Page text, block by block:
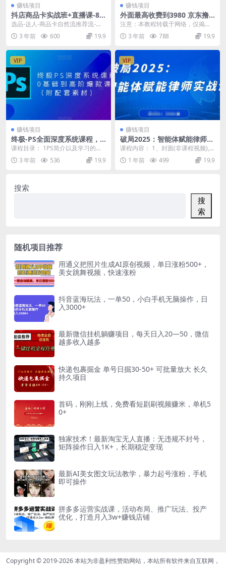
赚钱项目
抖店商品卡实战班+直播课-8
月 0-1学习全部方法 不直播不
拍短视频日出1000单
选品-达人-商品卡自然流推荐流-起
店高阶玩法 抖店商品卡运营班（8
月份），从0-...
3 年前 600 19.9
赚钱项目
外面最高收费到3980 京东撸
货项目 号称日产300+的项目
（详细揭秘教程）
注意：本教程转载于网络，仅揭秘
之用，请勿用于非法用途，下面是
项目介绍 相信很多人...
3 年前 788 19.9
VIP
赚钱项目
终极-PS全面深度系统课程，0
基础到高阶爆款课程（附配套
课程目录： 1PS简介以及学习的逻
辑.mp4 2深层剖析分辨率的秘密.m
p4 3...3 年前 536 19.9
VIP
赚钱项目
破局2025：智能体赋能律师实
战课，打破编程壁垒，完成复
杂任务，沉淀专属知识，赋能
律师实务
课程内容： 1、封面(非课程视频),m
p4 2、课程介绍.mp4 3、第1讲:
智...1 年前 499 19.9
搜索
搜
索
随机项目推荐
用通义把照片生成AI原创视频，单日涨粉500+，
美女跳舞视频，快速涨粉
抖音蓝海玩法，一单50，小白手机无脑操作，日
入3000+
最新微信挂机躺赚项目，每天日入20—50，微信
越多收入越多
快递包裹掘金 单号日掘30-50+ 可批量放大 长久
持久项目
首码，刚刚上线，免费看短剧刷视频赚米，单机5
0+
独家技术！最新淘宝无人直播：无违规不封号，
矩阵操作日入1K+，长期稳定变现
最新AI美女图文玩法教学，暴力起号涨粉，手机
即可操作
拼多多运营实战课，活动布局、推广玩法、投产
优化，打造月入3w+赚钱店铺
Copyright © 2019-2026本站为非盈利性赞助网站，本站所有软件来自互联网，